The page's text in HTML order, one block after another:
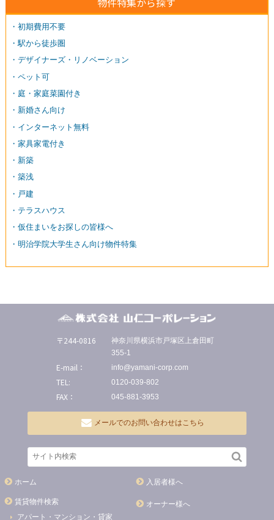
・初期費用不要
・駅から徒歩圏
・デザイナーズ・リノベーション
・ペット可
・庭・家庭菜園付き
・新婚さん向け
・インターネット無料
・家具家電付き
・新築
・築浅
・戸建
・テラスハウス
・仮住まいをお探しの皆様へ
・明治学院大学生さん向け物件特集
〒244-0816
神奈川県横浜市戸塚区上倉田町
355-1
E-mail： info@yamani-corp.com
TEL: 0120-039-802
FAX： 045-881-3953
メールでのお問い合わせはこちら
ホーム
賃貸物件検索
アパート・マンション・貸家
入居者様へ
オーナー様へ